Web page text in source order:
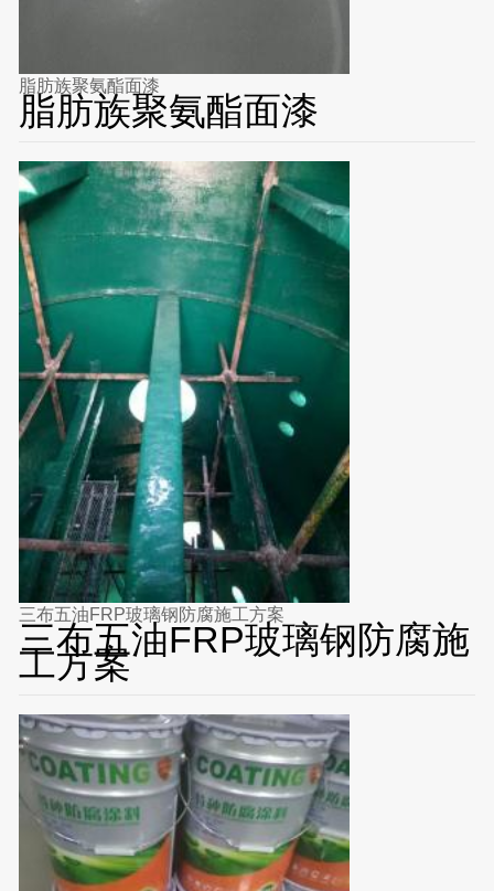
脂肪族聚氨酯面漆
脂肪族聚氨酯面漆
三布五油FRP玻璃钢防腐施工方案
三布五油FRP玻璃钢防腐施
工方案